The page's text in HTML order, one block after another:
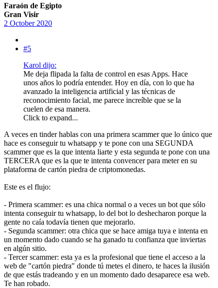
Faraón de Egipto
Gran Visir
2 October 2020
#5
Karol dijo:
Me deja flipada la falta de control en esas Apps. Hace
unos años lo podría entender. Hoy en día, con lo que ha
avanzado la inteligencia artificial y las técnicas de
reconocimiento facial, me parece increíble que se la
cuelen de esa manera.
Click to expand...
A veces en tinder hablas con una primera scammer que lo único que
hace es conseguir tu whatsapp y te pone con una SEGUNDA
scammer que es la que intenta liarte y esta segunda te pone con una
TERCERA que es la que te intenta convencer para meter en su
plataforma de cartón piedra de criptomonedas.
Este es el flujo:
- Primera scammer: es una chica normal o a veces un bot que sólo
intenta conseguir tu whatsapp, lo del bot lo deshecharon porque la
gente no caía todavía tienen que mejorarlo.
- Segunda scammer: otra chica que se hace amiga tuya e intenta en
un momento dado cuando se ha ganado tu confianza que inviertas
en algún sitio.
- Tercer scammer: esta ya es la profesional que tiene el acceso a la
web de "cartón piedra" donde tú metes el dinero, te haces la ilusión
de que estás tradeando y en un momento dado desaparece esa web.
Te han robado.